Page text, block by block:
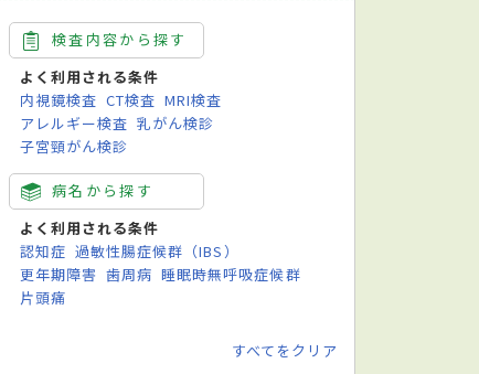
検査内容から探す
よく利用される条件
内視鏡検査 CT検査 MRI検査
アレルギー検査 乳がん検診
子宮頸がん検診
病名から探す
よく利用される条件
認知症 過敏性腸症候群（IBS）
更年期障害 歯周病 睡眠時無呼吸症候群
片頭痛
すべてをクリア